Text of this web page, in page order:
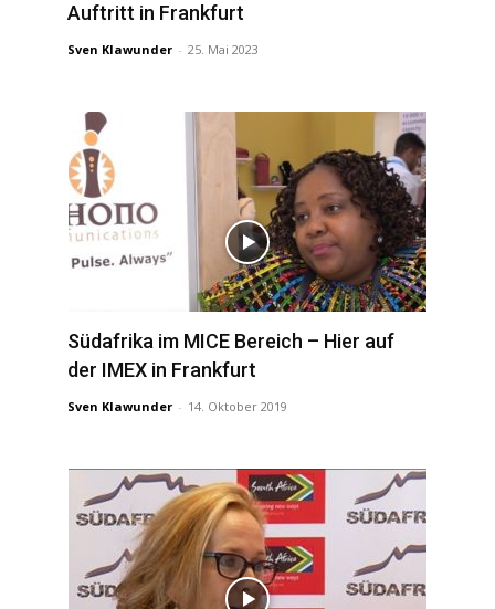
Auftritt in Frankfurt
Sven Klawunder - 25. Mai 2023
Südafrika im MICE Bereich – Hier auf
der IMEX in Frankfurt
Sven Klawunder - 14. Oktober 2019